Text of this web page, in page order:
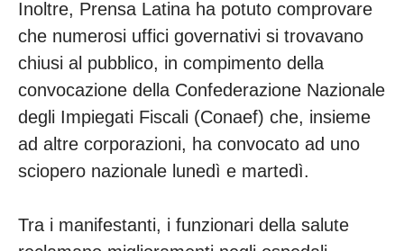
Inoltre, Prensa Latina ha potuto comprovare
che numerosi uffici governativi si trovavano
chiusi al pubblico, in compimento della
convocazione della Confederazione Nazionale
degli Impiegati Fiscali (Conaef) che, insieme
ad altre corporazioni, ha convocato ad uno
sciopero nazionale lunedì e martedì.
Tra i manifestanti, i funzionari della salute